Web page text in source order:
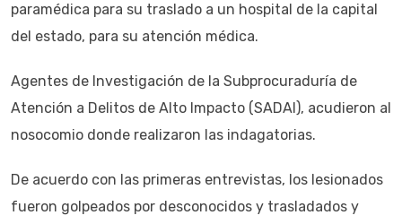
paramédica para su traslado a un hospital de la capital
del estado, para su atención médica.
Agentes de Investigación de la Subprocuraduría de
Atención a Delitos de Alto Impacto (SADAI), acudieron al
nosocomio donde realizaron las indagatorias.
De acuerdo con las primeras entrevistas, los lesionados
fueron golpeados por desconocidos y trasladados y